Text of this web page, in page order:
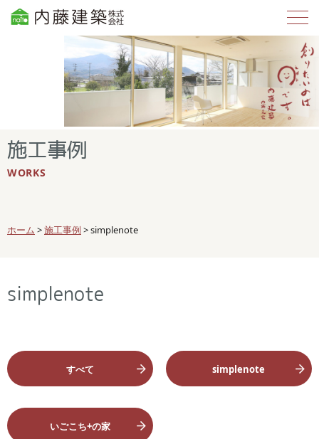
施工事例
WORKS
ホーム >施工事例 >simplenote
simplenote
すべて simplenote
いごこち+の家